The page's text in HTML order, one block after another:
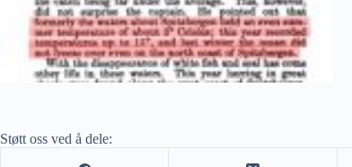
Støtt oss ved å dele: